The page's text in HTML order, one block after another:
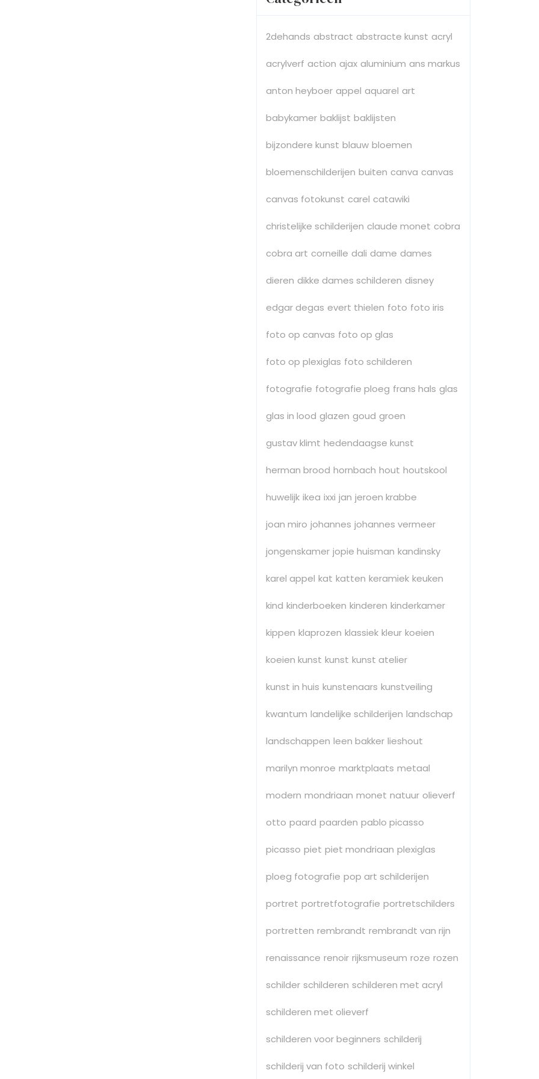
2dehands abstract abstracte kunst acryl
acrylverf action ajax aluminium ans markus
anton heyboer appel aquarel art
babykamer baklijst baklijsten
bijzondere kunst blauw bloemen
bloemenschilderijen buiten canva canvas
canvas fotokunst carel catawiki
christelijke schilderijen claude monet cobra
cobra art corneille dali dame dames
dieren dikke dames schilderen disney
edgar degas evert thielen foto foto iris
foto op canvas foto op glas
foto op plexiglas foto schilderen
fotografie fotografie ploeg frans hals glas
glas in lood glazen goud groen
gustav klimt hedendaagse kunst
herman brood hornbach hout houtskool
huwelijk ikea ixxi jan jeroen krabbe
joan miro johannes johannes vermeer
jongenskamer jopie huisman kandinsky
karel appel kat katten keramiek keuken
kind kinderboeken kinderen kinderkamer
kippen klaprozen klassiek kleur koeien
koeien kunst kunst kunst atelier
kunst in huis kunstenaars kunstveiling
kwantum landelijke schilderijen landschap
landschappen leen bakker lieshout
marilyn monroe marktplaats metaal
modern mondriaan monet natuur olieverf
otto paard paarden pablo picasso
picasso piet piet mondriaan plexiglas
ploeg fotografie pop art schilderijen
portret portretfotografie portretschilders
portretten rembrandt rembrandt van rijn
renaissance renoir rijksmuseum roze rozen
schilder schilderen schilderen met acryl
schilderen met olieverf
schilderen voor beginners schilderij
schilderij van foto schilderij winkel